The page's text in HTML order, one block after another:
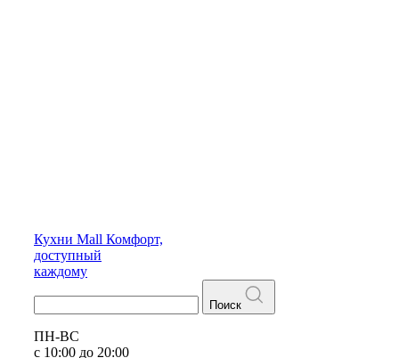
Кухни Mall Комфорт,
доступный
каждому
Поиск
ПН-ВС
с 10:00 до 20:00